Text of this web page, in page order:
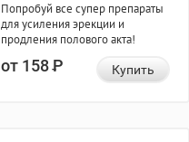
Попробуй все супер препараты
для усиления эрекции и
продления полового акта!
от 158Р Купить